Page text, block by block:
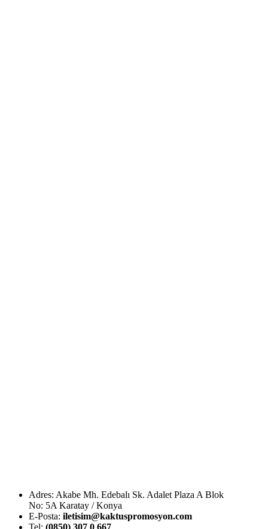
Adres: Akabe Mh. Edebalı Sk. Adalet Plaza A Blok
No: 5A Karatay / Konya
E-Posta: iletisim@kaktuspromosyon.com